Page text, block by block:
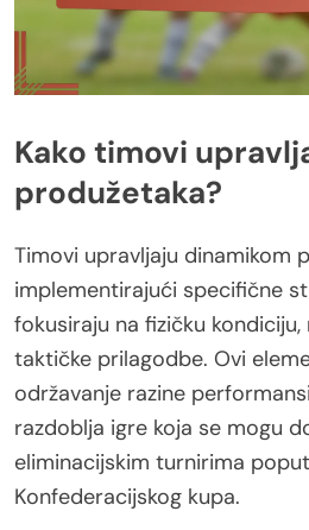
Kako timovi
produžetaka?
Timovi upravljaju dinamikom
implementirajući specifične
fokusiraju na fizičku
taktičke prilagodbe. Ovi
održavanje razine
razdoblja igre koja se mogu
eliminacijskim turnirima
Konfederacijskog kupa.